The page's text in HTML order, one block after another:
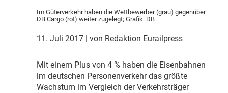
Im Güterverkehr haben die Wettbewerber (grau) gegenüber
DB Cargo (rot) weiter zugelegt; Grafik: DB
11. Juli 2017 | von Redaktion Eurailpress
Mit einem Plus von 4 % haben die Eisenbahnen
im deutschen Personenverkehr das größte
Wachstum im Vergleich der Verkehrsträger